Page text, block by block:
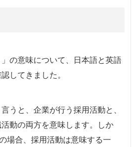
の意味について、日本語と英語
してきました。
うと、企業が行う採用活動と、
動の両方を意味します。しか
場合、採用活動は意味する一